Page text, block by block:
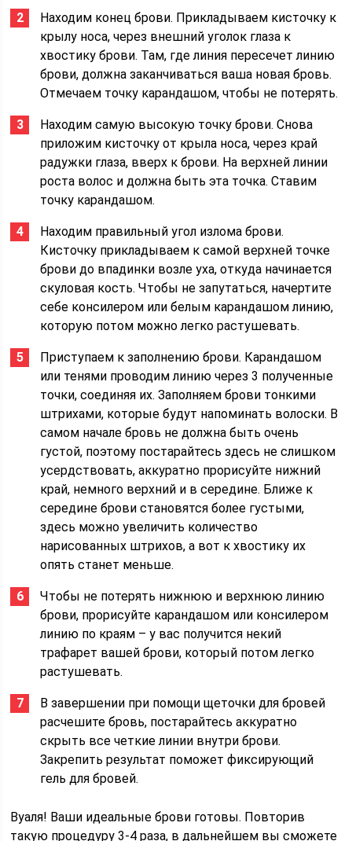
Находим конец брови. Прикладываем кисточку к
крылу носа, через внешний уголок глаза к
хвостику брови. Там, где линия пересечет линию
брови, должна заканчиваться ваша новая бровь.
Отмечаем точку карандашом, чтобы не потерять.
Находим самую высокую точку брови. Снова
приложим кисточку от крыла носа, через край
радужки глаза, вверх к брови. На верхней линии
роста волос и должна быть эта точка. Ставим
точку карандашом.
Находим правильный угол излома брови.
Кисточку прикладываем к самой верхней точке
брови до впадинки возле уха, откуда начинается
скуловая кость. Чтобы не запутаться, начертите
себе консилером или белым карандашом линию,
которую потом можно легко растушевать.
Приступаем к заполнению брови. Карандашом
или тенями проводим линию через 3 полученные
точки, соединяя их. Заполняем брови тонкими
штрихами, которые будут напоминать волоски. В
самом начале бровь не должна быть очень
густой, поэтому постарайтесь здесь не слишком
усердствовать, аккуратно прорисуйте нижний
край, немного верхний и в середине. Ближе к
середине брови становятся более густыми,
здесь можно увеличить количество
нарисованных штрихов, а вот к хвостику их
опять станет меньше.
Чтобы не потерять нижнюю и верхнюю линию
брови, прорисуйте карандашом или консилером
линию по краям – у вас получится некий
трафарет вашей брови, который потом легко
растушевать.
В завершении при помощи щеточки для бровей
расчешите бровь, постарайтесь аккуратно
скрыть все четкие линии внутри брови.
Закрепить результат поможет фиксирующий
гель для бровей.
Вуаля! Ваши идеальные брови готовы. Повторив
такую процедуру 3-4 раза, в дальнейшем вы сможете